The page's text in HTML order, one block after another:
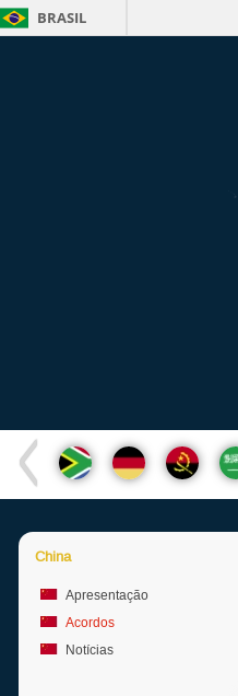
BRASIL
China
Apresentação
Acordos
Notícias